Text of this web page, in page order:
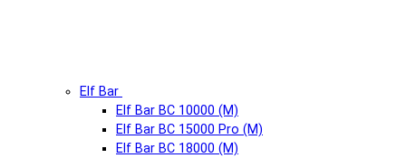
Elf Bar
Elf Bar BC 10000 (М)
Elf Bar BC 15000 Pro (М)
Elf Bar BC 18000 (М)